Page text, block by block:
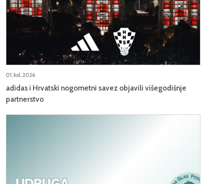
01, kol, 2026
adidas i Hrvatski nogometni savez objavili višegodišnje
partnerstvo